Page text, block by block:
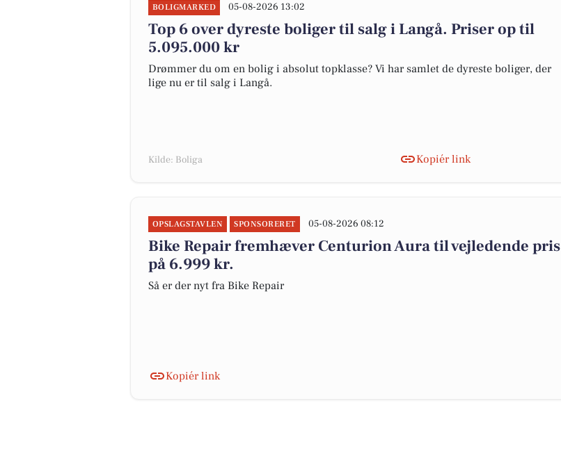
BOLIGMARKED 05-08-2026 13:02
Top 6 over dyreste boliger til salg i Langå. Priser op til
5.095.000 kr
Drømmer du om en bolig i absolut topklasse? Vi har samlet de dyreste boliger, der
lige nu er til salg i Langå.
Kilde: Boliga Kopiér link
OPSLAGSTAVLEN SPONSORERET 05-08-2026 08:12
Bike Repair fremhæver Centurion Aura til vejledende pris
på 6.999 kr.
Så er der nyt fra Bike Repair
Kopiér link